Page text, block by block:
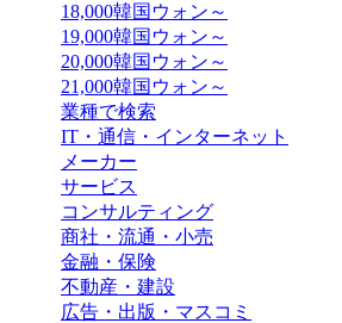
18,000韓国ウォン～
19,000韓国ウォン～
20,000韓国ウォン～
21,000韓国ウォン～
業種で検索
IT・通信・インターネット
メーカー
サービス
コンサルティング
商社・流通・小売
金融・保険
不動産・建設
広告・出版・マスコミ